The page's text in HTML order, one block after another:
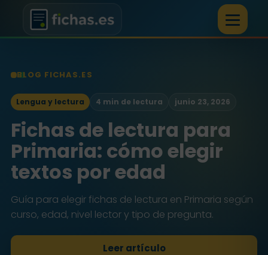
BLOG FICHAS.ES
Lengua y lectura 4 min de lectura junio 23, 2026
Fichas de lectura para
Primaria: cómo elegir
textos por edad
Guía para elegir fichas de lectura en Primaria según
curso, edad, nivel lector y tipo de pregunta.
Leer artículo